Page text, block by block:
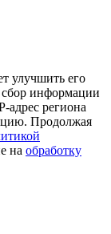
улучшить его
сбор информации
адрес региона
Продолжая
на обработку